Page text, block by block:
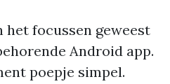
het focussen geweest
Android app.
poepje simpel.